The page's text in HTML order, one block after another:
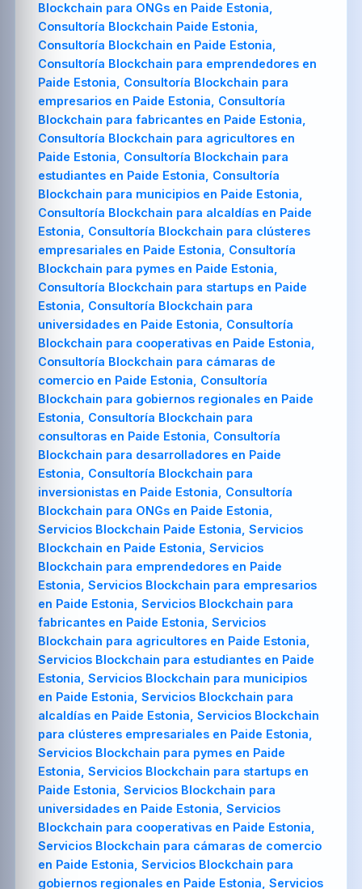
Blockchain para ONGs en Paide Estonia,
Consultoría Blockchain Paide Estonia,
Consultoría Blockchain en Paide Estonia,
Consultoría Blockchain para emprendedores en
Paide Estonia, Consultoría Blockchain para
empresarios en Paide Estonia, Consultoría
Blockchain para fabricantes en Paide Estonia,
Consultoría Blockchain para agricultores en
Paide Estonia, Consultoría Blockchain para
estudiantes en Paide Estonia, Consultoría
Blockchain para municipios en Paide Estonia,
Consultoría Blockchain para alcaldías en Paide
Estonia, Consultoría Blockchain para clústeres
empresariales en Paide Estonia, Consultoría
Blockchain para pymes en Paide Estonia,
Consultoría Blockchain para startups en Paide
Estonia, Consultoría Blockchain para
universidades en Paide Estonia, Consultoría
Blockchain para cooperativas en Paide Estonia,
Consultoría Blockchain para cámaras de
comercio en Paide Estonia, Consultoría
Blockchain para gobiernos regionales en Paide
Estonia, Consultoría Blockchain para
consultoras en Paide Estonia, Consultoría
Blockchain para desarrolladores en Paide
Estonia, Consultoría Blockchain para
inversionistas en Paide Estonia, Consultoría
Blockchain para ONGs en Paide Estonia,
Servicios Blockchain Paide Estonia, Servicios
Blockchain en Paide Estonia, Servicios
Blockchain para emprendedores en Paide
Estonia, Servicios Blockchain para empresarios
en Paide Estonia, Servicios Blockchain para
fabricantes en Paide Estonia, Servicios
Blockchain para agricultores en Paide Estonia,
Servicios Blockchain para estudiantes en Paide
Estonia, Servicios Blockchain para municipios
en Paide Estonia, Servicios Blockchain para
alcaldías en Paide Estonia, Servicios Blockchain
para clústeres empresariales en Paide Estonia,
Servicios Blockchain para pymes en Paide
Estonia, Servicios Blockchain para startups en
Paide Estonia, Servicios Blockchain para
universidades en Paide Estonia, Servicios
Blockchain para cooperativas en Paide Estonia,
Servicios Blockchain para cámaras de comercio
en Paide Estonia, Servicios Blockchain para
gobiernos regionales en Paide Estonia, Servicios